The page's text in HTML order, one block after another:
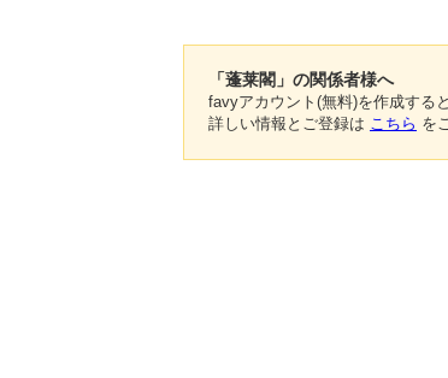
「蓬莱閣」の関係者様へ
favyアカウント(無料)を作成する
詳しい情報とご登録は こちら を